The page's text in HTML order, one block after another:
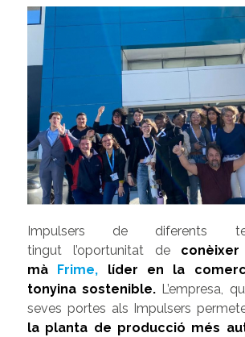
Impulsers de diferents
tingut l’oportunitat de
mà Frime, líder en la
tonyina sostenible.L’empresa,
seves portes als Impulsers
la planta de producció més